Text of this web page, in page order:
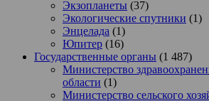
Экзопланеты (37)
Экологические спутники (1)
Энцелада (1)
Юпитер (16)
Государственные органы (1 487)
Министерство
области (1)
Министерство сельского